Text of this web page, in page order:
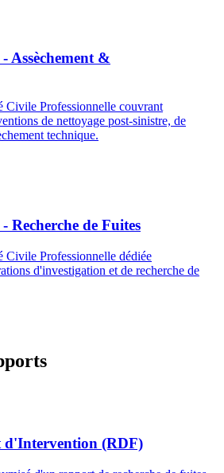
Assèchement &
Civile Professionnelle couvrant
de nettoyage post-sinistre, de
technique.
Recherche de Fuites
Civile Professionnelle dédiée
d'investigation et de recherche de
d'Intervention (RDF)